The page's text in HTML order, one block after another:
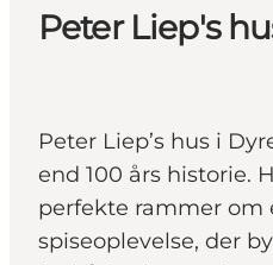
Peter Liep's
Peter Liep’s hus i
end 100 års historie.
perfekte rammer om
spiseoplevelse, der